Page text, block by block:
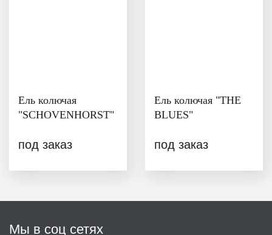
Ель колючая
"SCHOVENHORST"
под заказ
Ель колючая "THE
BLUES"
под заказ
Мы в соц сетях